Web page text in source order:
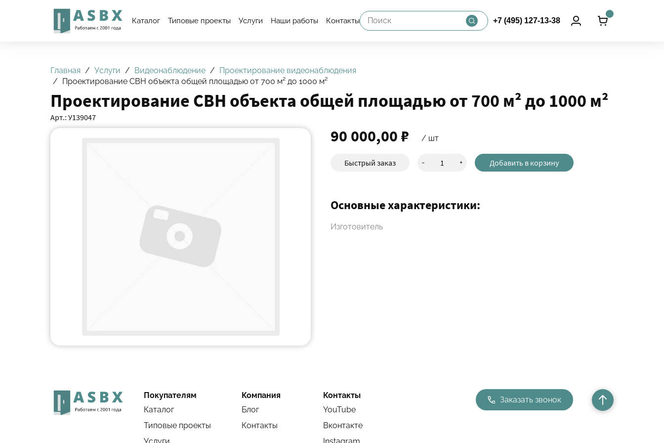
Каталог Типовые проекты Услуги Наши работы Контакты +7 (495) 127-13-38
Главная Услуги Видеонаблюдение
Проектирование видеонаблюдения
Проектирование СВН объекта общей площадью от 700 м² до 1000 м²
Проектирование СВН объекта общей площадью от 700 м² до 1000 м²
Арт.: У139047
90 000,00 ₽ / шт
Быстрый заказ - + Добавить в корзину
Основные характеристики:
Изготовитель
Покупателям
Каталог
Типовые проекты
Компания
Блог
Контакты
Контакты
YouTube
Вконтакте
Заказать звонок